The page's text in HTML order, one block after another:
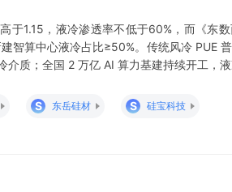
于1.15，液冷渗透率不低于60%，而《东
智算中心液冷占比≥50%。传统风冷 PUE
介质；全国 2 万亿 AI 算力基建持续开工，
落地，硅油冷却液获得官方技术认证
S 东岳硅材 S 硅宝科技